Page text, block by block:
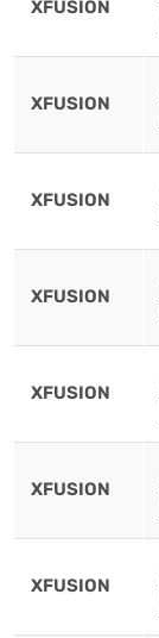
XFUSION
XFUSION
XFUSION
XFUSION
XFUSION
XFUSION
XFUSION